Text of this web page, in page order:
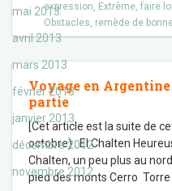
mai 2013
avril 2013
mars 2013
février 2013
janvier 2013
décembre 2012
novembre 2012
expression, Extrême, faire
Obstacles, remède de
Voyage en Argentine
partie
[Cet article est la suite de
octobre) : El Chalten
Chalten, un peu plus au
pied des monts Cerro Torre